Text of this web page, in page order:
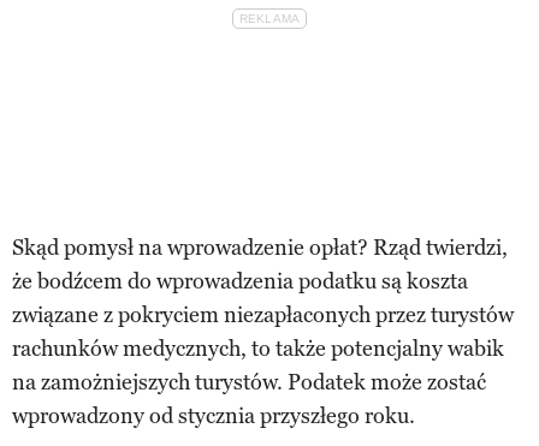
Skąd pomysł na wprowadzenie opłat? Rząd twierdzi,
że bodźcem do wprowadzenia podatku są koszta
związane z pokryciem niezapłaconych przez turystów
rachunków medycznych, to także potencjalny wabik
na zamożniejszych turystów. Podatek może zostać
wprowadzony od stycznia przyszłego roku.